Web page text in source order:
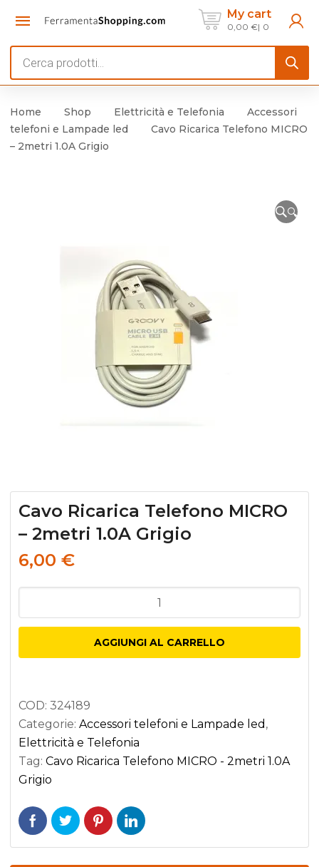
My cart
0,00 € 0
search
Home Shop Elettricità e Telefonia
Accessori
telefoni e Lampade led
Cavo Ricarica Telefono MICRO
– 2metri 1.0A Grigio
🔍
Cavo Ricarica Telefono MICRO
– 2metri 1.0A Grigio
6,00 €
Ricarica
MICRO
Grigio
quantità
AGGIUNGI AL CARRELLO
COD: 324189
Categorie: Accessori telefoni e Lampade led ,
Elettricità e Telefonia
Tag: Cavo Ricarica Telefono MICRO - 2metri 1.0A
Grigio